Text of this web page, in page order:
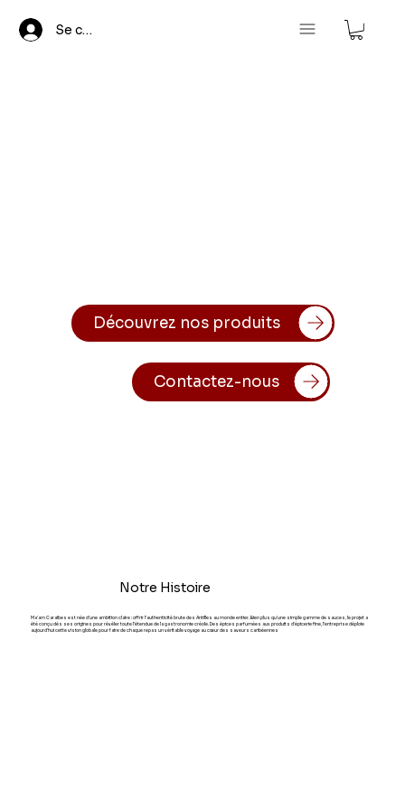
Se connecter
Contactez-nous
Découvrez nos produits
Notre Histoire
Ma'am Caraïbes est née d'une ambition claire : offrir l'authenticité brute des Antilles au monde entier. Bien plus qu'une simple gamme de sauces, le projet a
été conçu dès ses origines pour révéler toute l'étendue de la gastronomie créole. Des épices parfumées aux produits d'épicerie fine, l'entreprise déploie
aujourd'hui cette vision globale pour faire de chaque repas un véritable voyage au cœur des saveurs caribéennes